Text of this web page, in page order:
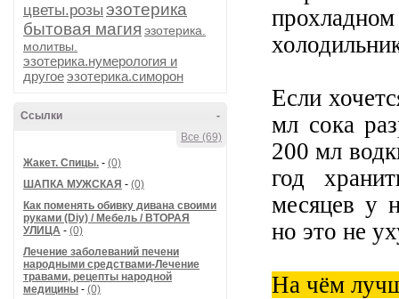
цветы.розы эзотерика
бытовая магия эзотерика.
молитвы.
эзотерика.нумерология и
другоеэзотерика.симорон
-
Ссылки
Все (69)
Жакет. Спицы. - (0)
ШАПКА МУЖСКАЯ - (0)
Как поменять обивку дивана своими
руками (Diy) / Мебель / ВТОРАЯ
УЛИЦА - (0)
Лечение заболеваний печени
народными средствами-Лечение
травами, рецепты народной
медицины - (0)
Если
мл сока
200 мл
год
месяцев у
но это не
На чём